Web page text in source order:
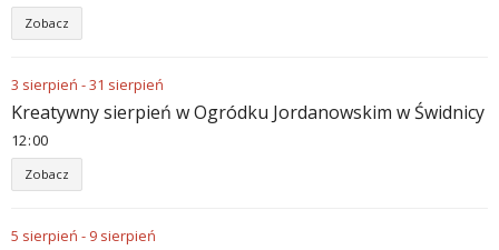
Zobacz
3 sierpień -31 sierpień
Kreatywny sierpień w Ogródku Jordanowskim w Świdnicy
12 00
Zobacz
5 sierpień - 9 sierpień